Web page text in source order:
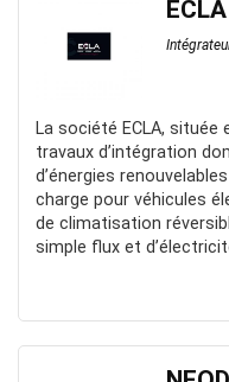
ECLA
La société ECLA,
travaux d’intégration
d’énergies
charge pour véhicules
de climatisation
simple flux et